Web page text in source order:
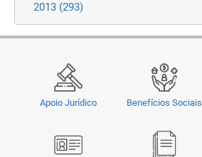
2013 (293)
Apoio Jurídico Benefícios Sociais